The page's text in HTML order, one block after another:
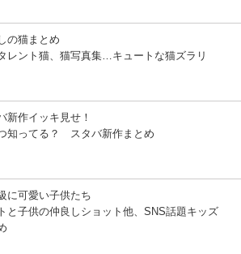
の猫まとめ
レント猫、猫写真集…キュートな猫ズラリ
新作イッキ見せ！
知ってる？ スタバ新作まとめ
に可愛い子供たち
と子供の仲良しショット他、SNS話題キッズ